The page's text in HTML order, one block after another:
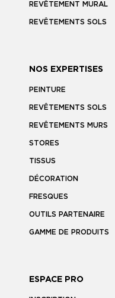
REVÊTEMENT MURAL
REVÊTEMENTS SOLS
NOS EXPERTISES
PEINTURE
REVÊTEMENTS SOLS
REVÊTEMENTS MURS
STORES
TISSUS
DÉCORATION
FRESQUES
OUTILS PARTENAIRE
GAMME DE PRODUITS
ESPACE PRO